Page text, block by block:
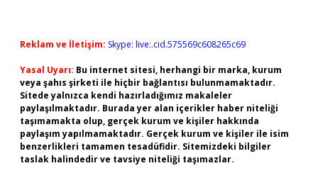
Reklam ve İletişim: Skype: live:.cid.575569c608265c69
Yasal Uyarı: Bu internet sitesi, herhangi bir marka, kurum
veya şahıs şirketi ile hiçbir bağlantısı bulunmamaktadır.
Sitede yalnızca kendi hazırladığımız makaleler
paylaşılmaktadır. Burada yer alan içerikler haber niteliği
taşımamakta olup, gerçek kurum ve kişiler hakkında
paylaşım yapılmamaktadır. Gerçek kurum ve kişiler ile isim
benzerlikleri tamamen tesadüfidir. Sitemizdeki bilgiler
taslak halindedir ve tavsiye niteliği taşımazlar.